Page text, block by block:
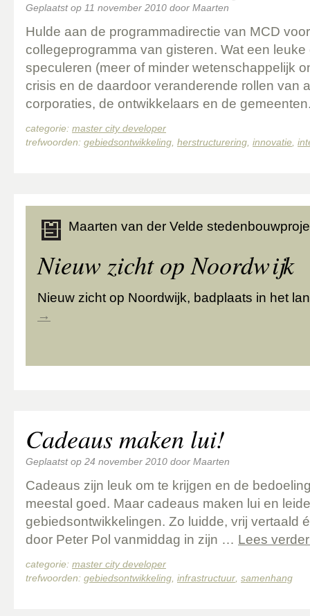
Geplaatst op 11 november 2010 door Maarten
Hulde aan de programmadirectie van MCD
collegeprogramma van gisteren. Wat een
speculeren (meer of minder wetenschappelijk
crisis en de daardoor veranderende rollen van
corporaties, de ontwikkelaars en de
categorie: master city developer
trefwoorden: gebiedsontwikkeling herstructurering innovatie
Maarten van der Velde
Nieuw zicht op Noordwijk
Nieuw zicht op Noordwijk, badplaats in het
→
Cadeaus maken lui!
Geplaatst op 24 november 2010 door Maarten
Cadeaus zijn leuk om te krijgen en de
meestal goed. Maar cadeaus maken lui en
gebiedsontwikkelingen. Zo luidde, vrij vertaald
door Peter Pol vanmiddag in zijn … Lees
categorie: master city developer
trefwoorden: gebiedsontwikkeling infrastructuur samenhang